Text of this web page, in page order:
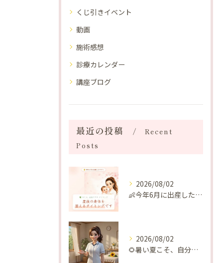
くじ引きイベント
動画
施術感想
診療カレンダー
講座ブログ
最近の投稿
Recent
Posts
2026/08/02
👶今年6月に出産したママへ♡
2026/08/02
🌻暑い夏こそ、自分の身体を整える時間を♡